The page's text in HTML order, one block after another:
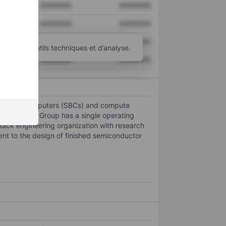
XXXXXXX XXXXXXX
d’autres outils techniques et d’analyse.
computers (SBCs) and compute
The Group has a single operating
engineering organization with research
to the design of finished semiconductor